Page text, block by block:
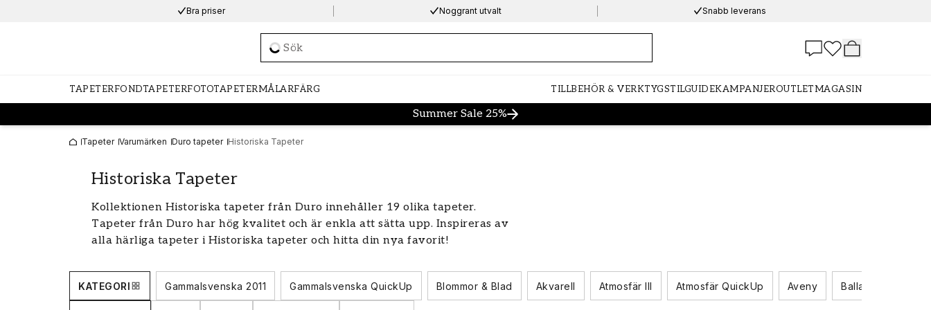
Bra priser Noggrant utvalt Snabb leverans
Loading…
TAPETERFONDTAPETERFOTOTAPETERMÅLARFÄRG TILLBEHÖR & VERKTYGSTILGUIDEKAMPANJEROUTLETMAGASIN
Summer Sale 25%
Tapeter Varumärken Duro tapeter Historiska Tapeter
Historiska Tapeter
Kollektionen Historiska tapeter från Duro innehåller 19 olika tapeter.
Tapeter från Duro har hög kvalitet och är enkla att sätta upp. Inspireras av
alla härliga tapeter i Historiska tapeter och hitta din nya favorit!
KATEGORI Gammalsvenska 2011 Gammalsvenska QuickUp Blommor & Blad Akvarell Atmosfär III Atmosfär QuickUp Aveny Ballad